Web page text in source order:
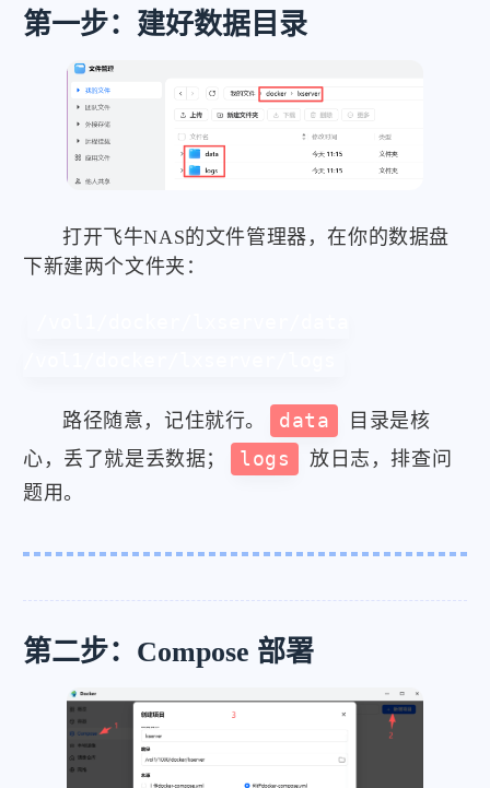
第一步：建好数据目录
打开飞牛NAS的文件管理器，在你的数据盘
下新建两个文件夹：
路径随意，记住就行。 data
目录是核
心，丢了就是丢数据；
logs
放日志，排查问
题用。
第二步：Compose 部署